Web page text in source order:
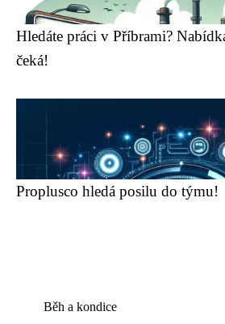
Hledáte práci v Příbrami?
čeká!
Proplusco hledá posilu do týmu!
Běh a kondice